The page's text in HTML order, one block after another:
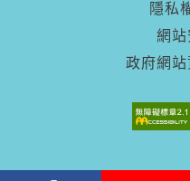
隱私
網站
政府網